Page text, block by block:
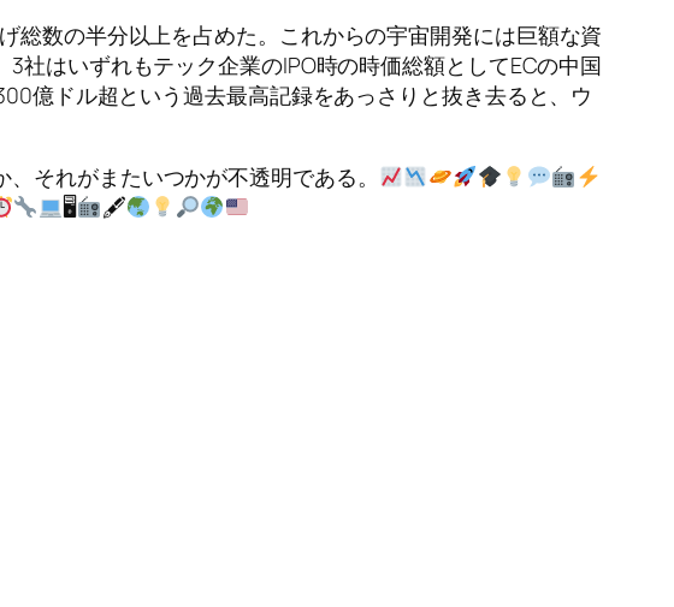
総数の半分以上を占めた。これからの宇宙開発には巨額な資
社はいずれもテック企業のIPO時の時価総額としてECの中国
億ドル超という過去最高記録をあっさりと抜き去ると、ウ
それがまたいつかが不透明である。
🖥 🖋